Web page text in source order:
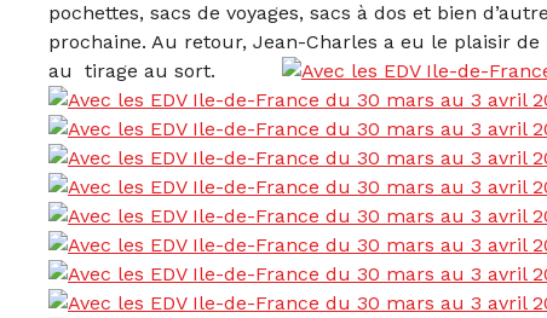
pochettes, sacs de voyages, sacs à dos et bien
prochaine. Au retour, Jean-Charles a eu le plaisir
au tirage au sort.